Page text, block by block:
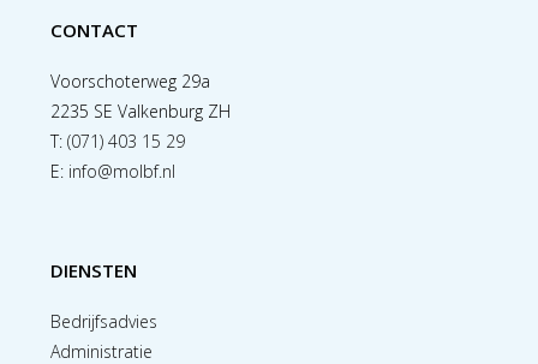
CONTACT
Voorschoterweg 29a
2235 SE Valkenburg ZH
T:(071) 403 15 29
E: info@molbf.nl
DIENSTEN
Bedrijfsadvies
Administratie